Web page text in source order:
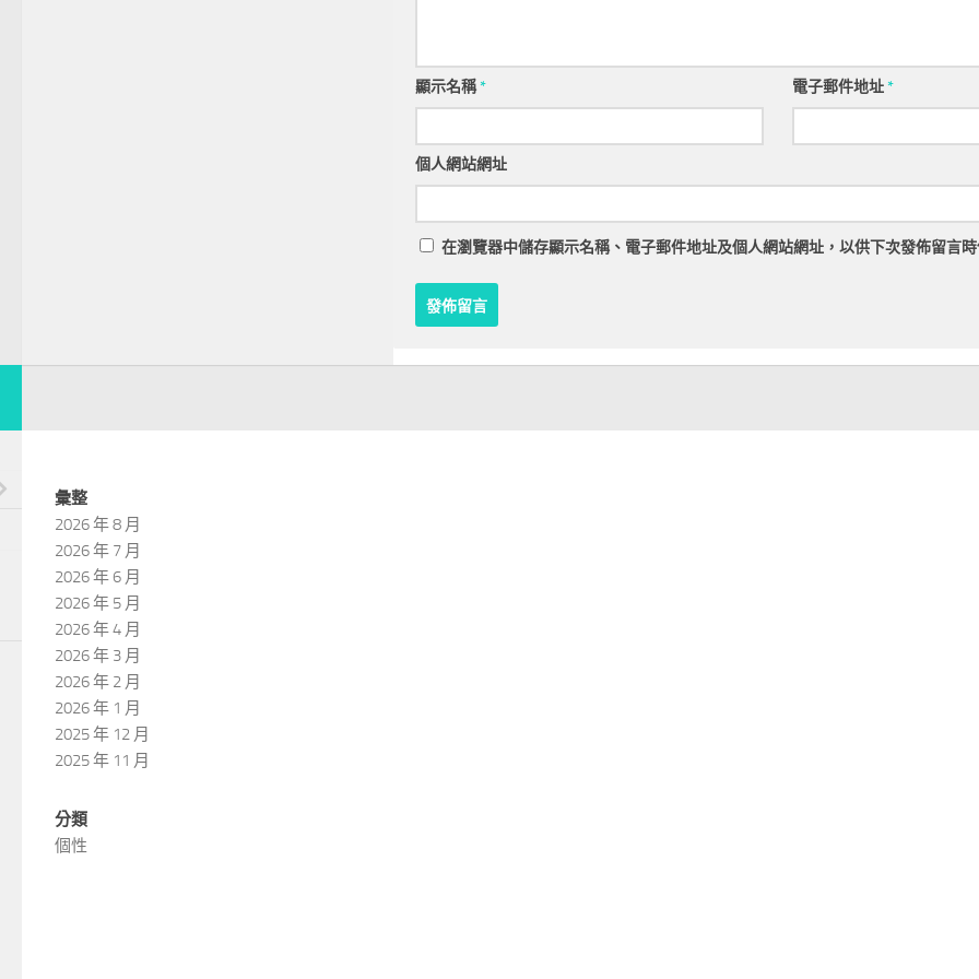
顯示名稱* 電子郵件地址*
個人網站網址
在瀏覽器中儲存顯示名稱、電子郵件地址及個人網站網址，以供下次發佈留言
彙整
2026 年 8 月
2026 年 7 月
2026 年 6 月
2026 年 5 月
2026 年 4 月
2026 年 3 月
2026 年 2 月
2026 年 1 月
2025 年 12 月
2025 年 11 月
分類
個性